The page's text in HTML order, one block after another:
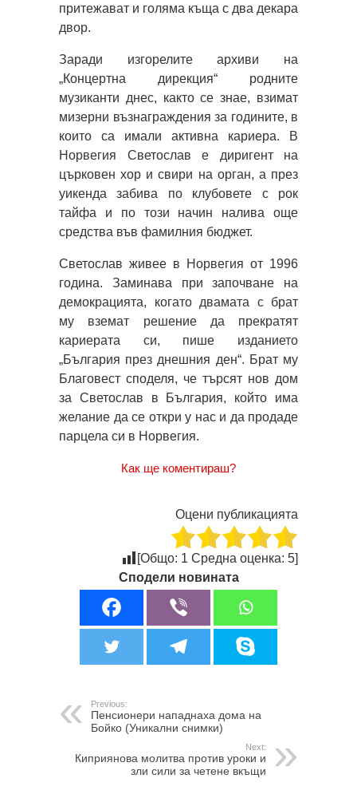
притежават и голяма къща с два декара
двор.
Заради изгорелите архиви на
„Концертна дирекция“ родните
музиканти днес, както се знае, взимат
мизерни възнаграждения за годините, в
които са имали активна кариера. В
Норвегия Светослав е диригент на
църковен хор и свири на орган, а през
уикенда забива по клубовете с рок
тайфа и по този начин налива още
средства във фамилния бюджет.
Светослав живее в Норвегия от 1996
година. Заминава при започване на
демокрацията, когато двамата с брат
му вземат решение да прекратят
кариерата си, пише изданието
„България през днешния ден“. Брат му
Благовест споделя, че търсят нов дом
за Светослав в България, който има
желание да се откри у нас и да продаде
парцела си в Норвегия.
Как ще коментираш?
Оцени публикацията
[Общо: 1 Средна оценка: 5]
Сподели новината
Previous:
Пенсионери нападнаха дома на
Бойко (Уникални снимки)
Next:
Киприянова молитва против уроки и
зли сили за четене вкъщи